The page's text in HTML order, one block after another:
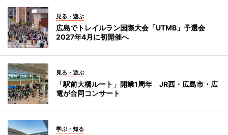
見る・遊ぶ
広島でトレイルラン国際大会「UTMB」予選会
2027年4月に初開催へ
見る・遊ぶ
「駅前大橋ルート」開業1周年 JR西・広島市・広
電が合同コンサート
学ぶ・知る